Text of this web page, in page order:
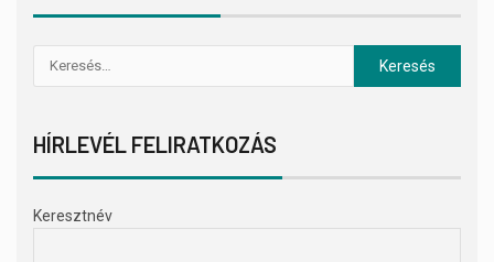
HÍRLEVÉL FELIRATKOZÁS
Keresztnév